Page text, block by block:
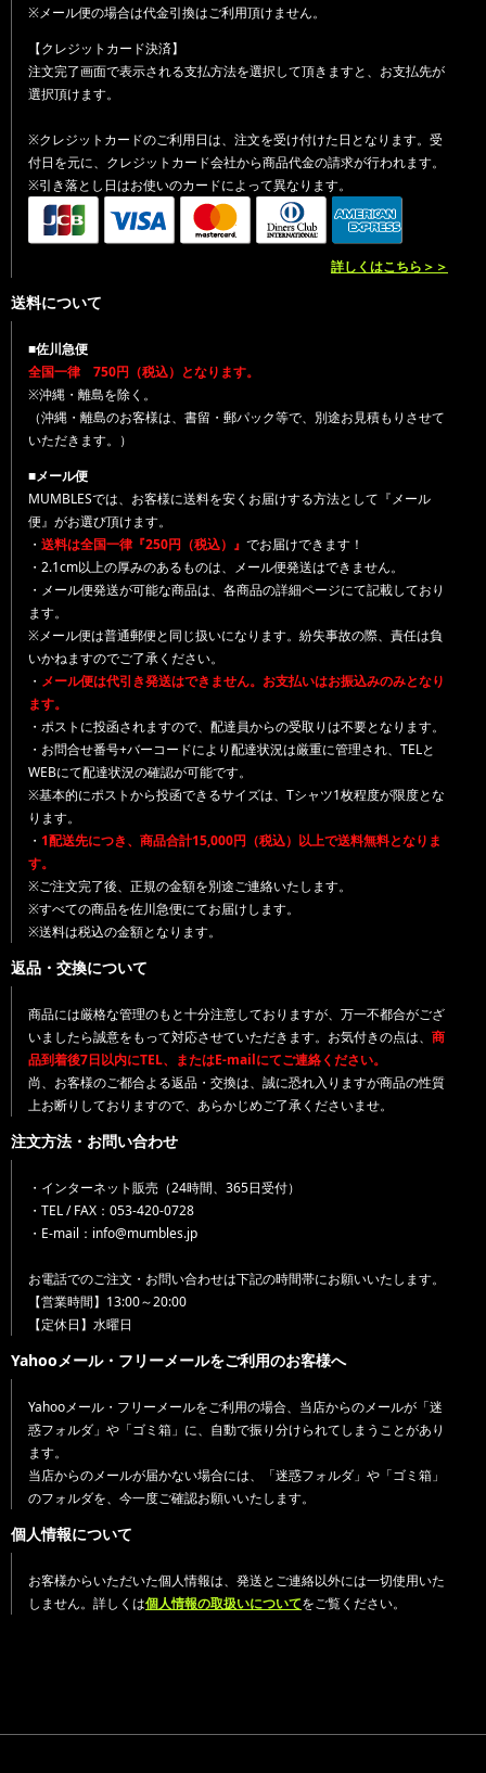
※メール便の場合は代金引換はご利用頂けません。
【クレジットカード決済】
注文完了画面で表示される支払方法を選択して頂きますと、お支払先が
選択頂けます。
※クレジットカードのご利用日は、注文を受け付けた日となります。受
付日を元に、クレジットカード会社から商品代金の請求が行われます。
※引き落とし日はお使いのカードによって異なります。
詳しくはこちら＞＞
送料について
■佐川急便
全国一律 750円（税込）となります。
※沖縄・離島を除く。
（沖縄・離島のお客様は、書留・郵パック等で、別途お見積もりさせて
いただきます。）
■メール便
MUMBLESでは、お客様に送料を安くお届けする方法として『メール
便』がお選び頂けます。
・ 送料は全国一律『250円（税込）』 でお届けできます！
・2.1cm以上の厚みのあるものは、メール便発送はできません。
・メール便発送が可能な商品は、各商品の詳細ページにて記載しており
ます。
※メール便は普通郵便と同じ扱いになります。紛失事故の際、責任は負
いかねますのでご了承ください。
・ メール便は代引き発送はできません。お支払いはお振込みのみとなり
ます。
・ポストに投函されますので、配達員からの受取りは不要となります。
・お問合せ番号+バーコードにより配達状況は厳重に管理され、TELと
WEBにて配達状況の確認が可能です。
※基本的にポストから投函できるサイズは、Tシャツ1枚程度が限度とな
ります。
・ 1配送先につき、商品合計15,000円（税込）以上で送料無料となりま
す。
※ご注文完了後、正規の金額を別途ご連絡いたします。
※すべての商品を佐川急便にてお届けします。
※送料は税込の金額となります。
返品・交換について
商品には厳格な管理のもと十分注意しておりますが、万一不都合がござ
いましたら誠意をもって対応させていただきます。お気付きの点は、 商
品到着後7日以内にTEL、またはE-mailにてご連絡ください。
尚、お客様のご都合よる返品・交換は、誠に恐れ入りますが商品の性質
上お断りしておりますので、あらかじめご了承くださいませ。
注文方法・お問い合わせ
・インターネット販売（24時間、365日受付）
・TEL / FAX：053-420-0728
・E-mail：info@mumbles.jp
お電話でのご注文・お問い合わせは下記の時間帯にお願いいたします。
【営業時間】13:00～20:00
【定休日】水曜日
Yahooメール・フリーメールをご利用のお客様へ
Yahooメール・フリーメールをご利用の場合、当店からのメールが「迷
惑フォルダ」や「ゴミ箱」に、自動で振り分けられてしまうことがあり
ます。
当店からのメールが届かない場合には、「迷惑フォルダ」や「ゴミ箱」
のフォルダを、今一度ご確認お願いいたします。
個人情報について
お客様からいただいた個人情報は、発送とご連絡以外には一切使用いた
しません。詳しくは個人情報の取扱いについてをご覧ください。